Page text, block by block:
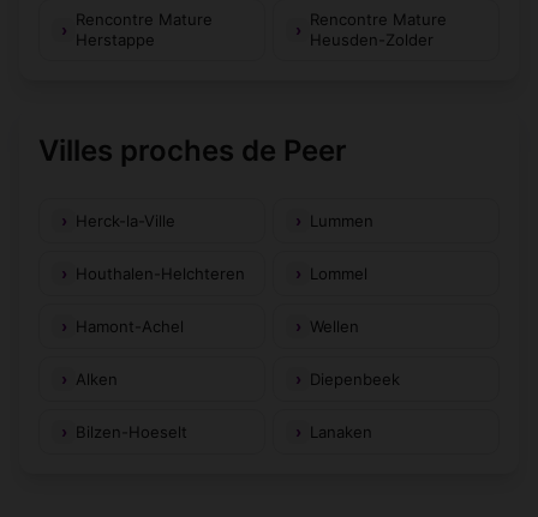
Rencontre Mature
Herstappe
Rencontre Mature
Heusden-Zolder
Villes proches de Peer
Herck-la-Ville Lummen
Houthalen-Helchteren Lommel
Hamont-Achel Wellen
Alken Diepenbeek
Bilzen-Hoeselt Lanaken